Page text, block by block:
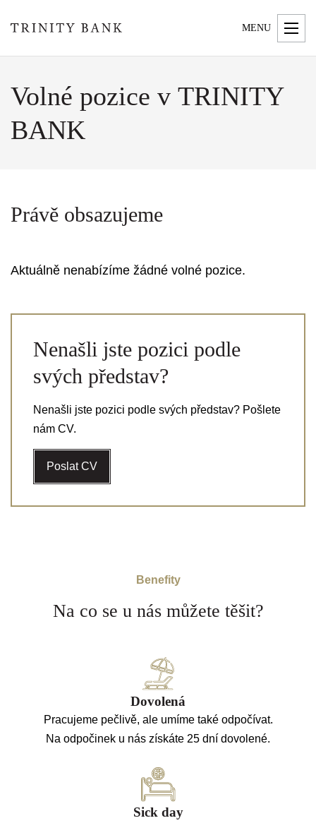
MENU
Volné pozice v TRINITY
BANK
Právě obsazujeme
Aktuálně nenabízíme žádné volné pozice.
Nenašli jste pozici podle
svých představ?
Nenašli jste pozici podle svých představ? Pošlete
nám CV.
Poslat CV
Benefity
Na co se u nás můžete těšit?
Dovolená
Pracujeme pečlivě, ale umíme také odpočívat.
Na odpočinek u nás získáte 25 dní dovolené.
Sick day